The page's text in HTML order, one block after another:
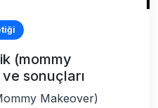
(mommy
sonuçları
Makeover)